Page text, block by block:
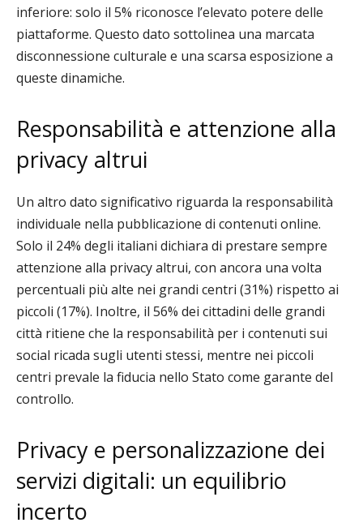
inferiore: solo il 5% riconosce l’elevato potere delle
piattaforme. Questo dato sottolinea una marcata
disconnessione culturale e una scarsa esposizione a
queste dinamiche.
Responsabilità e attenzione alla
privacy altrui
Un altro dato significativo riguarda la responsabilità
individuale nella pubblicazione di contenuti online.
Solo il 24% degli italiani dichiara di prestare sempre
attenzione alla privacy altrui, con ancora una volta
percentuali più alte nei grandi centri (31%) rispetto ai
piccoli (17%). Inoltre, il 56% dei cittadini delle grandi
città ritiene che la responsabilità per i contenuti sui
social ricada sugli utenti stessi, mentre nei piccoli
centri prevale la fiducia nello Stato come garante del
controllo.
Privacy e personalizzazione dei
servizi digitali: un equilibrio
incerto